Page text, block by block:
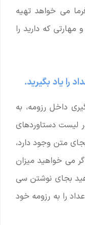
می خواهد تهیه
که دارید را
داخل رزومه، به
لیست دستاوردهای
متن وجود دارد،
می خواهید میزان
بجای نوشتن سی
اعداد را به رزومه خود